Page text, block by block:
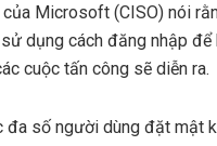
Microsoft (CISO) nói
dụng cách đăng nhập
cuộc tấn công sẽ diễn ra.
đa số người dùng đặt mật